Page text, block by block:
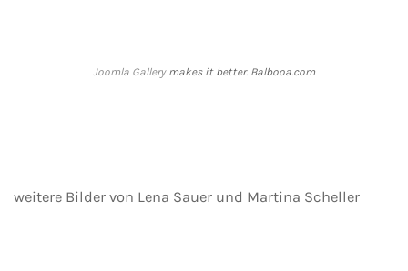
Joomla Gallerymakes it better. Balbooa.com
weitere Bilder von Lena Sauer und Martina Scheller